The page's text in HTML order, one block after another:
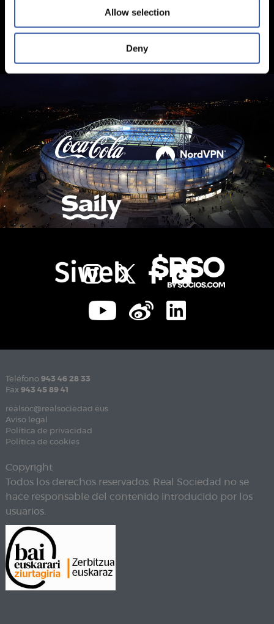
Allow selection
Deny
Teléfono 943 46 28 33
Fax 943 45 89 41
realsoc@realsociedad.eus
Aviso legal
Política de privacidad
Política de cookies
Copyright
Todos los derechos reservados. Real Sociedad no se
hace responsable del contenido introducido por los
usuarios.